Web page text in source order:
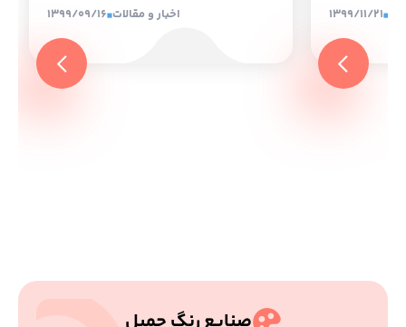
1399/09/16 اخبار و مقالات 1399/11/21